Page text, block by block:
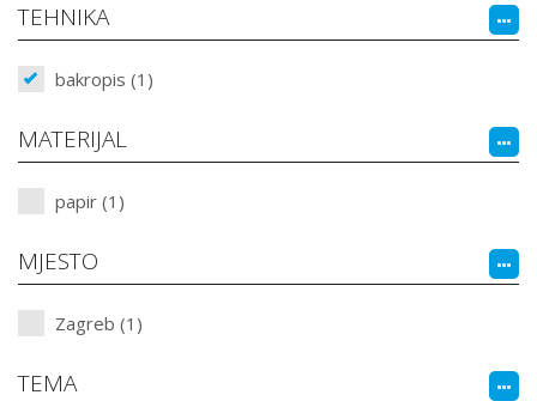
TEHNIKA
bakropis (1)
MATERIJAL
papir (1)
MJESTO
Zagreb (1)
TEMA